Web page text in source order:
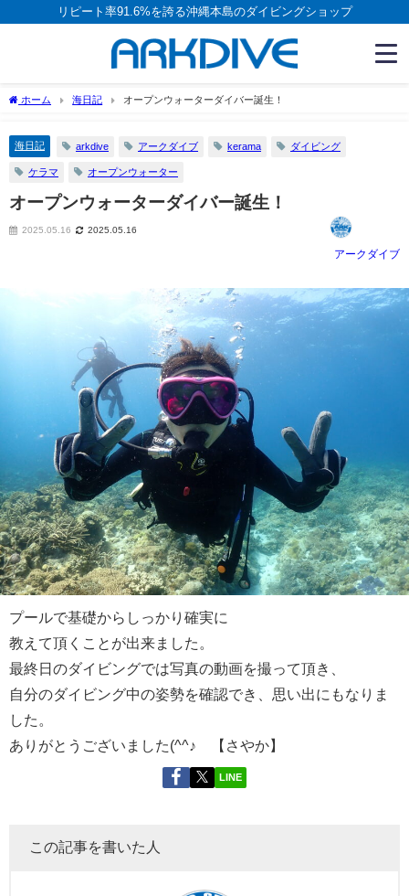
リピート率91.6%を誇る沖縄本島のダイビングショップ
ホーム 海日記 オープンウォーターダイバー誕生！
海日記 arkdive アークダイブ kerama ダイビング
ケラマ オープンウォーター
オープンウォーターダイバー誕生！
2025.05.16 2025.05.16
アークダイブ
プールで基礎からしっかり確実に
教えて頂くことが出来ました。
最終日のダイビングでは写真の動画を撮って頂き、
自分のダイビング中の姿勢を確認でき、思い出にもなりま
した。
ありがとうございました(^^♪ 【さやか】
LINE
この記事を書いた人